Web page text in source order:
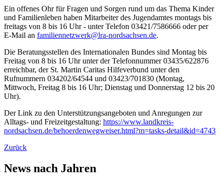
Ein offenes Ohr für Fragen und Sorgen rund um das Thema Kinder
und Familienleben haben Mitarbeiter des Jugendamtes montags bis
freitags von 8 bis 16 Uhr - unter Telefon 03421/7586666 oder per
E-Mail an familiennetzwerk@lra-nordsachsen.de.
Die Beratungsstellen des Internationalen Bundes sind Montag bis
Freitag von 8 bis 16 Uhr unter der Telefonnummer 03435/622876
erreichbar, der St. Martin Caritas Hilfeverbund unter den
Rufnummern 034202/64544 und 03423/701830 (Montag,
Mittwoch, Freitag 8 bis 16 Uhr; Dienstag und Donnerstag 12 bis 20
Uhr).
Der Link zu den Unterstützungsangeboten und Anregungen zur
Alltags- und Freizeitgestaltung: https://www.landkreis-
nordsachsen.de/behoerdenwegweiser.html?m=tasks-detail&id=4743
Zurück
News nach Jahren